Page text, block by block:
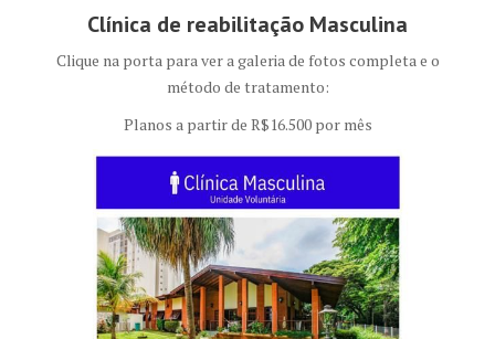
Clínica de reabilitação Masculina
Clique na porta para ver a galeria de fotos completa e o
método de tratamento:
Planos a partir de R$16.500 por mês